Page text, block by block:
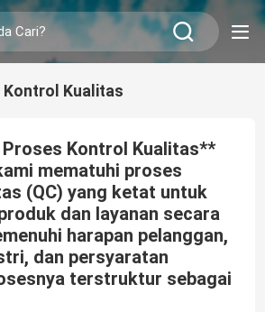
Kontrol Kualitas
Kontrol Kualitas**
mematuhi proses
(QC) yang ketat untuk
dan layanan secara
harapan pelanggan,
dan persyaratan
terstruktur sebagai